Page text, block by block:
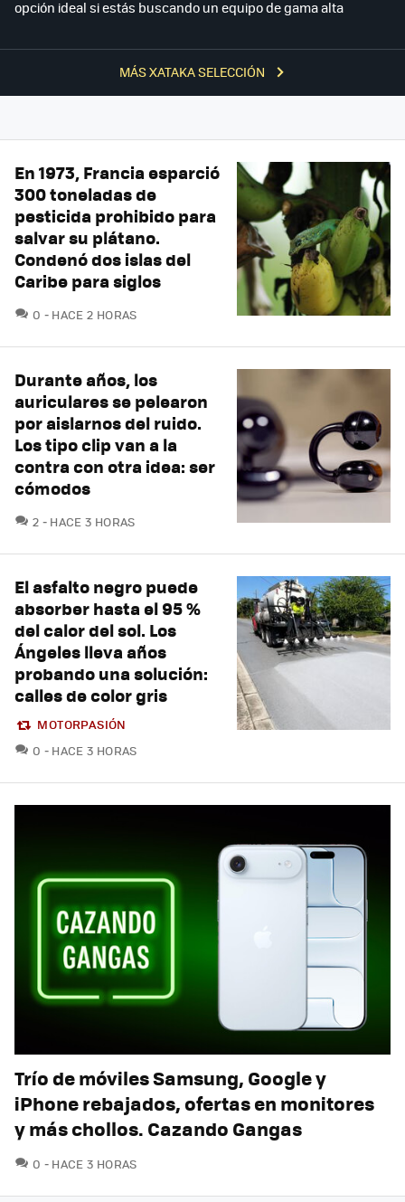
MÁS XATAKA SELECCIÓN
opción ideal si estás buscando un equipo de gama alta
En 1973, Francia esparció
300 toneladas de
pesticida prohibido para
salvar su plátano.
Condenó dos islas del
Caribe para siglos
0 COMENTARIOS
HACE 2 HORAS
Durante años, los
auriculares se pelearon
por aislarnos del ruido.
Los tipo clip van a la
contra con otra idea: ser
cómodos
2 COMENTARIOS
HACE 3 HORAS
El asfalto negro puede
absorber hasta el 95 %
del calor del sol. Los
Ángeles lleva años
probando una solución:
calles de color gris
MOTORPASIÓN
0 COMENTARIOS
HACE 3 HORAS
Trío de móviles Samsung, Google y
iPhone rebajados, ofertas en monitores
y más chollos. Cazando Gangas
0 COMENTARIOS
HACE 3 HORAS